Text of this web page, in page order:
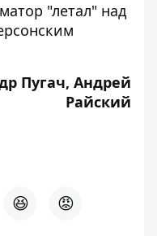
"летал" над
Пугач, Андрей
Райский
😆 😡